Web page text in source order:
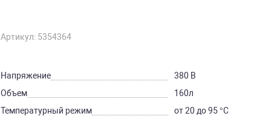
Артикул: 5354364
Напряжение
380 В
Объем
160л
Температурный режим
от 20 до 95 °C